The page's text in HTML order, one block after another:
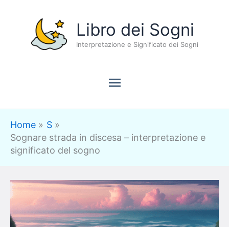
contenuto
Libro dei Sogni
Interpretazione e Significato dei Sogni
Menu
principale
Home
S
Sognare strada in discesa – interpretazione e
significato del sogno